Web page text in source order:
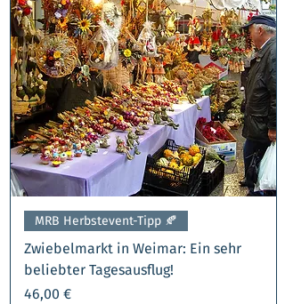
MRB Herbstevent-Tipp 🍂​
Zwiebelmarkt in Weimar: Ein sehr
beliebter Tagesausflug!
Preis
46,00 €